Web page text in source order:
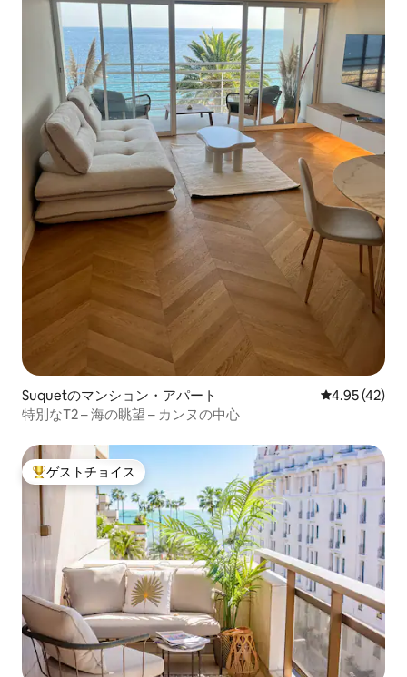
Suquetのマンション・アパート レビュー42
4.95 (42)
特別なT2 – 海の眺望 – カンヌの中心
大好評のゲストチョイスです。
ゲストチョイス